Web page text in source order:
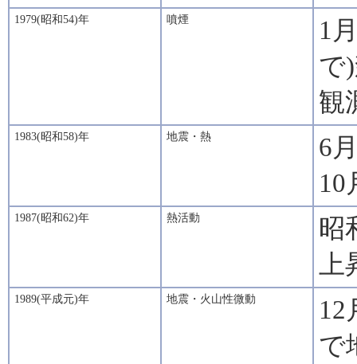
1979(昭和54)年 噴煙
1
で
観
1983(昭和58)年 地震・熱
6
10
1987(昭和62)年 熱活動
昭
1989(平成元)年 地震・火山性微動
12
で